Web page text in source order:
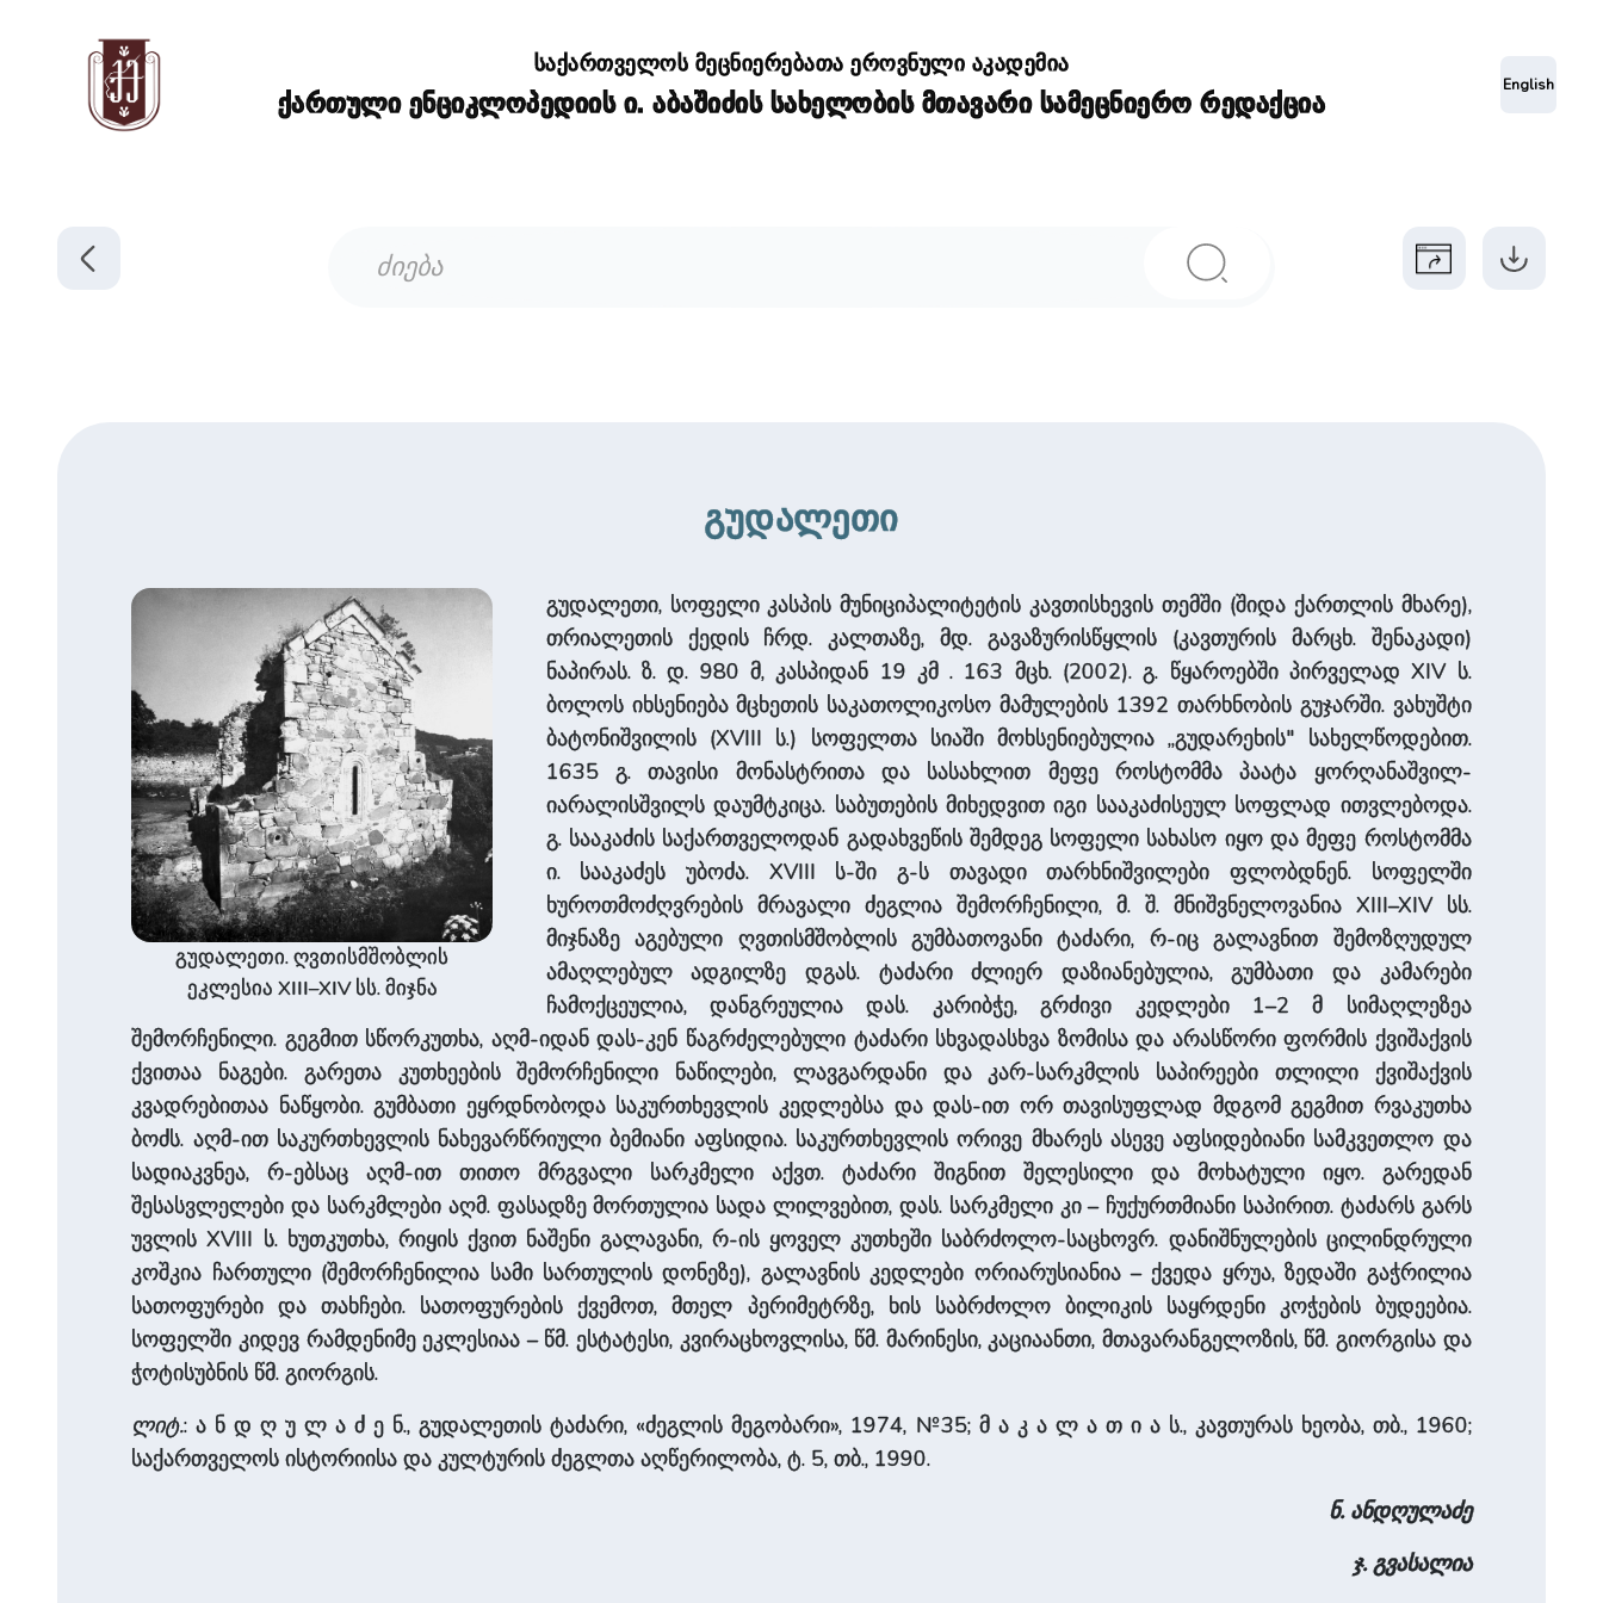
საქართველოს მეცნიერებათა ეროვნული აკადემია
ქართული ენციკლოპედიის ი. აბაშიძის სახელობის მთავარი სამეცნიერო რედაქცია
English
გუდალეთი
გუდალეთი. ღვთისმშობლის
ეკლესია XIII–XIV სს. მიჯნა
გუდალეთი, სოფელი კასპის მუნიციპალიტეტის კავთისხევის თემში (შიდა ქართლის მხარე),
თრიალეთის ქედის ჩრდ. კალთაზე, მდ. გავაზურისწყლის (კავთურის მარცხ. შენაკადი)
ნაპირას. ზ. დ. 980 მ, კასპიდან 19 კმ . 163 მცხ. (2002). გ. წყაროებში პირველად XIV ს.
ბოლოს იხსენიება მცხეთის საკათოლიკოსო მამულების 1392 თარხნობის გუჯარში. ვახუშტი
ბატონიშვილის (XVIII ს.) სოფელთა სიაში მოხსენიებულია „გუდარეხის" სახელწოდებით.
1635 გ. თავისი მონასტრითა და სასახლით მეფე როსტომმა პაატა ყორღანაშვილ-
იარალისშვილს დაუმტკიცა. საბუთების მიხედვით იგი სააკაძისეულ სოფლად ითვლებოდა.
გ. სააკაძის საქართველოდან გადახვეწის შემდეგ სოფელი სახასო იყო და მეფე როსტომმა
ი. სააკაძეს უბოძა. XVIII ს-ში გ-ს თავადი თარხნიშვილები ფლობდნენ. სოფელში
ხუროთმოძღვრების მრავალი ძეგლია შემორჩენილი, მ. შ. მნიშვნელოვანია XIII–XIV სს.
მიჯნაზე აგებული ღვთისმშობლის გუმბათოვანი ტაძარი, რ-იც გალავნით შემოზღუდულ
ამაღლებულ ადგილზე დგას. ტაძარი ძლიერ დაზიანებულია, გუმბათი და კამარები
ჩამოქცეულია, დანგრეულია დას. კარიბჭე, გრძივი კედლები 1–2 მ სიმაღლეზეა
შემორჩენილი. გეგმით სწორკუთხა, აღმ-იდან დას-კენ წაგრძელებული ტაძარი სხვადასხვა ზომისა და არასწორი ფორმის ქვიშაქვის
ქვითაა ნაგები. გარეთა კუთხეების შემორჩენილი ნაწილები, ლავგარდანი და კარ-სარკმლის საპირეები თლილი ქვიშაქვის
კვადრებითაა ნაწყობი. გუმბათი ეყრდნობოდა საკურთხევლის კედლებსა და დას-ით ორ თავისუფლად მდგომ გეგმით რვაკუთხა
ბოძს. აღმ-ით საკურთხევლის ნახევარწრიული ბემიანი აფსიდია. საკურთხევლის ორივე მხარეს ასევე აფსიდებიანი სამკვეთლო და
სადიაკვნეა, რ-ებსაც აღმ-ით თითო მრგვალი სარკმელი აქვთ. ტაძარი შიგნით შელესილი და მოხატული იყო. გარედან
შესასვლელები და სარკმლები აღმ. ფასადზე მორთულია სადა ლილვებით, დას. სარკმელი კი – ჩუქურთმიანი საპირით. ტაძარს გარს
უვლის XVIII ს. ხუთკუთხა, რიყის ქვით ნაშენი გალავანი, რ-ის ყოველ კუთხეში საბრძოლო-საცხოვრ. დანიშნულების ცილინდრული
კოშკია ჩართული (შემორჩენილია სამი სართულის დონეზე), გალავნის კედლები ორიარუსიანია – ქვედა ყრუა, ზედაში გაჭრილია
სათოფურები და თახჩები. სათოფურების ქვემოთ, მთელ პერიმეტრზე, ხის საბრძოლო ბილიკის საყრდენი კოჭების ბუდეებია.
სოფელში კიდევ რამდენიმე ეკლესიაა – წმ. ესტატესი, კვირაცხოვლისა, წმ. მარინესი, კაციაანთი, მთავარანგელოზის, წმ. გიორგისა და
ჭოტისუბნის წმ. გიორგის.
ლიტ.: ა ნ დ ღ უ ლ ა ძ ე ნ., გუდალეთის ტაძარი, «ძეგლის მეგობარი», 1974, №35; მ ა კ ა ლ ა თ ი ა ს., კავთურას ხეობა, თბ., 1960;
საქართველოს ისტორიისა და კულტურის ძეგლთა აღწერილობა, ტ. 5, თბ., 1990.
ნ. ანდღულაძე
ჯ. გვასალია